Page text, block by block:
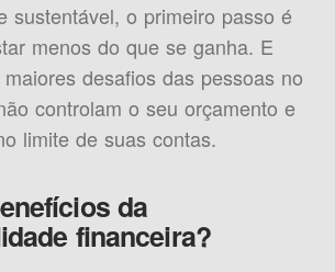
sustentável, o primeiro passo é
menos do que se ganha. E
desafios das pessoas no
controlam o seu orçamento e
limite de suas contas.
da
financeira?